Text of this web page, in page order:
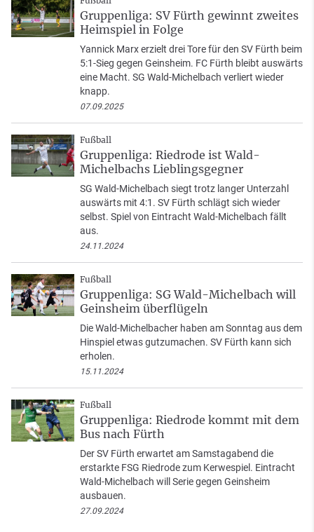
Gruppenliga: SV Fürth gewinnt zweites
Heimspiel in Folge
Yannick Marx erzielt drei Tore für den SV Fürth beim
5:1-Sieg gegen Geinsheim. FC Fürth bleibt auswärts
eine Macht. SG Wald-Michelbach verliert wieder
knapp.
07.09.2025
Fußball
Gruppenliga: Riedrode ist Wald-
Michelbachs Lieblingsgegner
SG Wald-Michelbach siegt trotz langer Unterzahl
auswärts mit 4:1. SV Fürth schlägt sich wieder
selbst. Spiel von Eintracht Wald-Michelbach fällt
aus.
24.11.2024
Fußball
Gruppenliga: SG Wald-Michelbach will
Geinsheim überflügeln
Die Wald-Michelbacher haben am Sonntag aus dem
Hinspiel etwas gutzumachen. SV Fürth kann sich
erholen.
15.11.2024
Fußball
Gruppenliga: Riedrode kommt mit dem
Bus nach Fürth
Der SV Fürth erwartet am Samstagabend die
erstarkte FSG Riedrode zum Kerwespiel. Eintracht
Wald-Michelbach will Serie gegen Geinsheim
ausbauen.
27.09.2024